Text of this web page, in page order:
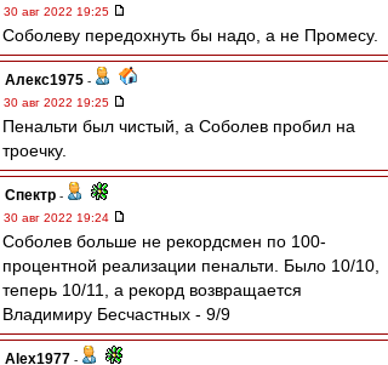
30 авг 2022 19:25
Соболеву передохнуть бы надо, а не Промесу.
Алекс1975 -
30 авг 2022 19:25
Пенальти был чистый, а Соболев пробил на
троечку.
Спектр -
30 авг 2022 19:24
Соболев больше не рекордсмен по 100-
процентной реализации пенальти. Было 10/10,
теперь 10/11, а рекорд возвращается
Владимиру Бесчастных - 9/9
Alex1977 -